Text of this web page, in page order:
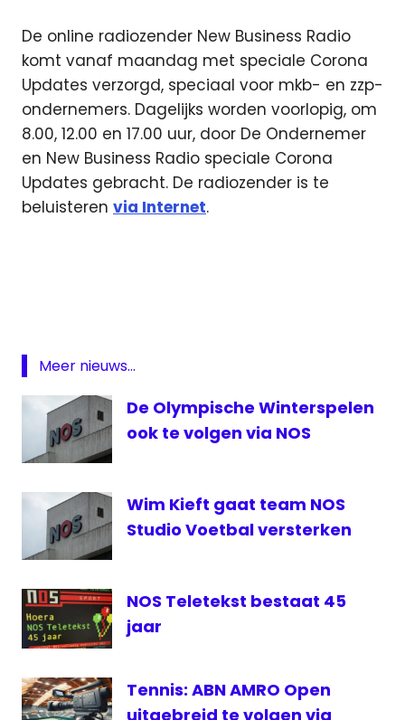
De online radiozender New Business Radio
komt vanaf maandag met speciale Corona
Updates verzorgd, speciaal voor mkb- en zzp-
ondernemers. Dagelijks worden voorlopig, om
8.00, 12.00 en 17.00 uur, door De Ondernemer
en New Business Radio speciale Corona
Updates gebracht. De radiozender is te
beluisteren via Internet.
extra
corona
New
Business
Radio
nieuws
corona
NOS
Nieuws
RTLZ
Meer nieuws...
De Olympische Winterspelen
ook te volgen via NOS
Wim Kieft gaat team NOS
Studio Voetbal versterken
NOS Teletekst bestaat 45
jaar
Tennis: ABN AMRO Open
uitgebreid te volgen via